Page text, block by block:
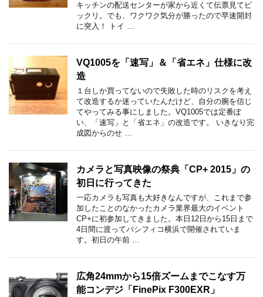
キッチンの配送センターが家から近くて伝票見てビ
ックリ。でも、ワクワク気分が勝ったので早速開封
に突入！ トイ …
VQ1005を「速写」＆「省エネ」仕様に改
造
１台しか買ってないので失敗した時のリスクを考え
て改造するか迷っていたんだけど、自分の腕を信じ
てやってみる事にしました。VQ1005では定番ぽ
い、「速写」と「省エネ」の改造です。 いきなり完
成図からのせ …
カメラと写真映像の祭典「CP+ 2015」の
初日に行ってきた
一応カメラも写真も大好きなんですが、これまで参
加したことのなかったカメラ業界最大のイベント
CP+に初参加してきました。本日12日から15日まで
4日間に渡ってパシフィコ横浜で開催されていま
す。初日の午前 …
広角24mmから15倍ズームまでこなす万
能コンデジ「FinePix F300EXR」